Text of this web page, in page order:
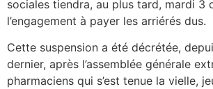
sociales tiendra, au plus tard, mardi 3
l’engagement à payer les arriérés dus.
Cette suspension a été décrétée,
dernier, après l’assemblée générale
pharmaciens qui s’est tenue la vielle,